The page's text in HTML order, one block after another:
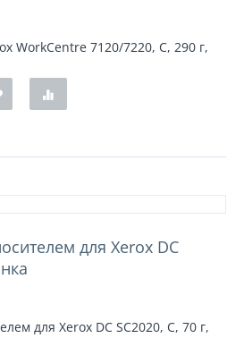
WorkCentre 7120/7220, C, 290 г,
для Xerox DC
для Xerox DC SC2020, C, 70 г,